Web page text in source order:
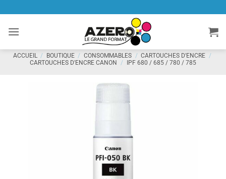
contenu
ACCUEIL / BOUTIQUE / CONSOMMABLES / CARTOUCHES D'ENCRE /
CARTOUCHES D'ENCRE CANON
/ IPF 680 / 685 / 780 / 785